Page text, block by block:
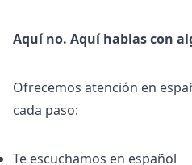
Aquí no. Aquí hablas con
Ofrecemos atención en
cada paso:
Te escuchamos en español